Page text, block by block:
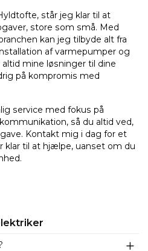
står jeg klar til at
store som små. Med
kan jeg tilbyde alt fra
af varmepumper og
mine løsninger til dine
på kompromis med
service med fokus på
så du altid ved,
Kontakt mig i dag for et
klar til at hjælpe, uanset om du